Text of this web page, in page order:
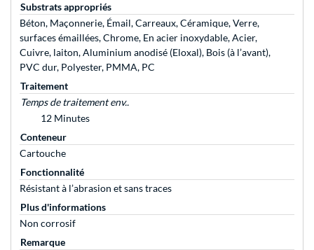
Substrats appropriés
Béton, Maçonnerie, Émail, Carreaux, Céramique, Verre,
surfaces émaillées, Chrome, En acier inoxydable, Acier,
Cuivre, laiton, Aluminium anodisé (Eloxal), Bois (à l’avant),
PVC dur, Polyester, PMMA, PC
Traitement
Temps de traitement env..
12 Minutes
Conteneur
Cartouche
Fonctionnalité
Résistant à l’abrasion et sans traces
Plus d'informations
Non corrosif
Remarque